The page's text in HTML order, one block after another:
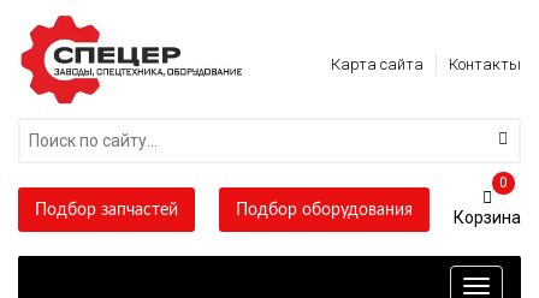
Карта сайта Контакты
Подбор запчастей Подбор оборудования
0
Toggle